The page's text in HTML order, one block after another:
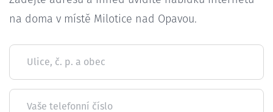
na doma v místě Milotice nad Opavou.
Ulice, č. p. a obec
Vaše telefonní číslo